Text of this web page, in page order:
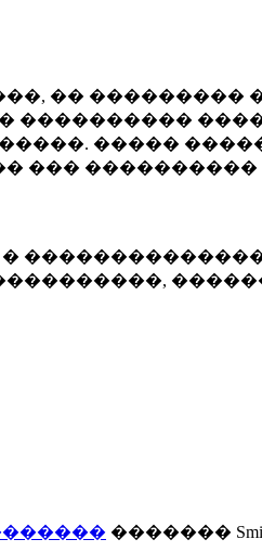
�� ���������
����������
�����
���
�������